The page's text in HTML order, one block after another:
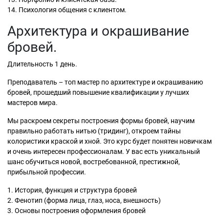
14. Психология общения с клиентом.
Архитектура и окрашивание
бровей.
Длительность 1 день.
Преподаватель – топ мастер по архитектуре и окрашиванию
бровей, прошедший повышение квалификации у лучших
мастеров мира.
Мы раскроем секреты построения формы бровей, научим
правильно работать нитью (тридинг), откроем тайны
колористики краской и хной. Это курс будет понятен новичкам
и очень интересен профессионалам. У вас есть уникальный
шанс обучиться новой, востребованной, престижной,
прибыльной профессии.
1. История, функция и структура бровей
2. Фенотип (форма лица, глаз, носа, внешность)
3. Основы построения оформления бровей